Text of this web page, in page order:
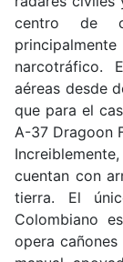
centro de
narcotráfico.
aéreas desde
que para el
A-37 Dragoon
cuentan con
tierra. El
Colombiano
opera